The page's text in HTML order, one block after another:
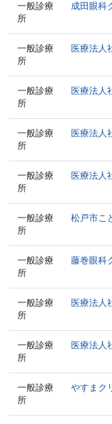
一般診療
所
成田眼科
一般診療
所
医療法
一般診療
所
医療法
一般診療
所
医療法
一般診療
所
医療法人
一般診療
所
松戸市こ
一般診療
所
藤巻眼科
一般診療
所
医療法
一般診療
所
医療法
一般診療
所
やすまク